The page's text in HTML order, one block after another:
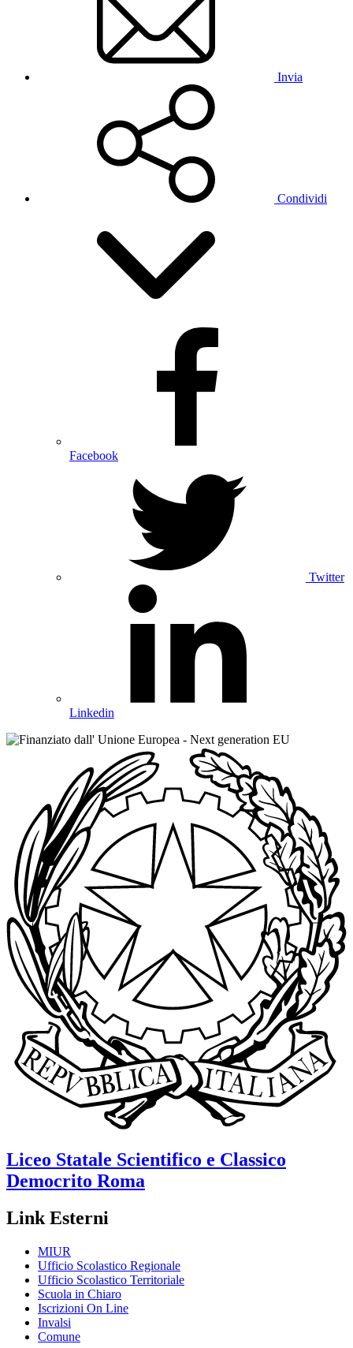
Invia
Condividi
Facebook
Twitter
Linkedin
Liceo Statale Scientifico e Classico
Democrito Roma
Link Esterni
MIUR
Ufficio Scolastico Regionale
Ufficio Scolastico Territoriale
Scuola in Chiaro
Iscrizioni On Line
Invalsi
Comune